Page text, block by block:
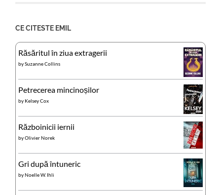
CE CITESTE EMIL
Răsăritul în ziua extragerii
bySuzanne Collins
Petrecerea mincinoșilor
by Kelsey Cox
Războinicii iernii
byOlivier Norek
Gri după întuneric
byNoelle W. Ihli